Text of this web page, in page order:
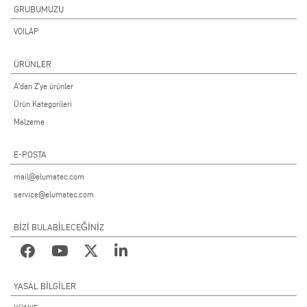
GRUBUMUZU
VOILÀP
ÜRÜNLER
A'dan Z'ye ürünler
Ürün Kategorileri
Malzeme
E-POSTA
mail@elumatec.com
service@elumatec.com
BİZİ BULABİLECEĞİNİZ
YASAL BILGILER